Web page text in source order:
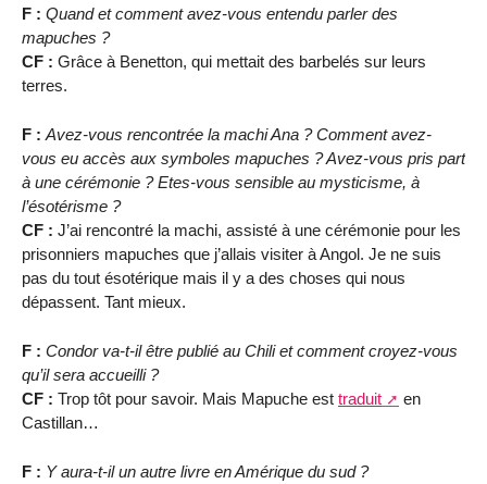
F : Quand et comment avez-vous entendu parler des
mapuches ?
CF : Grâce à Benetton, qui mettait des barbelés sur leurs
terres.
F : Avez-vous rencontrée la machi Ana ? Comment avez-
vous eu accès aux symboles mapuches ? Avez-vous pris part
à une cérémonie ? Etes-vous sensible au mysticisme, à
l’ésotérisme ?
CF : J’ai rencontré la machi, assisté à une cérémonie pour les
prisonniers mapuches que j’allais visiter à Angol. Je ne suis
pas du tout ésotérique mais il y a des choses qui nous
dépassent. Tant mieux.
F : Condor va-t-il être publié au Chili et comment croyez-vous
qu’il sera accueilli ?
CF : Trop tôt pour savoir. Mais Mapuche est traduit
en
Castillan…
F : Y aura-t-il un autre livre en Amérique du sud ?